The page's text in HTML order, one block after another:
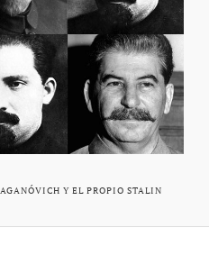
Y EL PROPIO STALIN